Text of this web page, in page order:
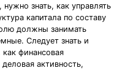
знать, как управлять
капитала по составу
должны занимать
Следует знать и
финансовая
активность,